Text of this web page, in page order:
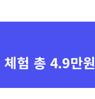
체험 총 4.9만원